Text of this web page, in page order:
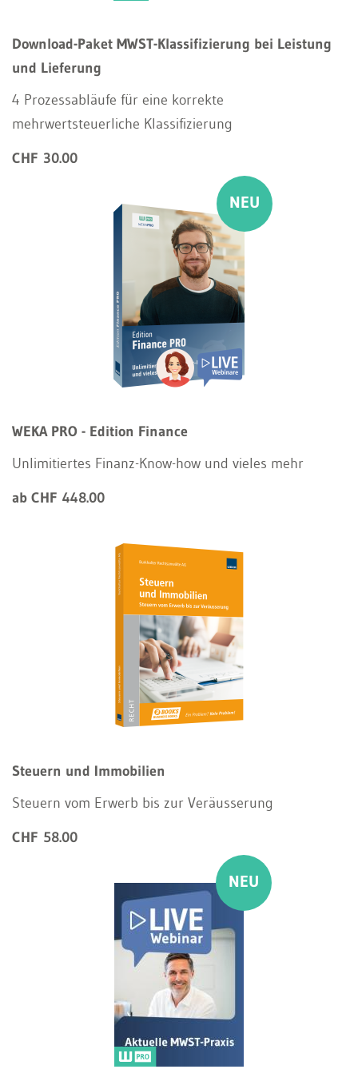
Download-Paket MWST-Klassifizierung bei Leistung
und Lieferung
4 Prozessabläufe für eine korrekte
mehrwertsteuerliche Klassifizierung
CHF 30.00
WEKA PRO - Edition Finance
Unlimitiertes Finanz-Know-how und vieles mehr
ab CHF 448.00
Steuern und Immobilien
Steuern vom Erwerb bis zur Veräusserung
CHF 58.00